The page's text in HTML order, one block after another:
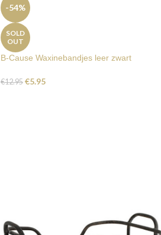
-54%
SOLD
OUT
B-Cause Waxinebandjes leer zwart
€12.95 €5.95